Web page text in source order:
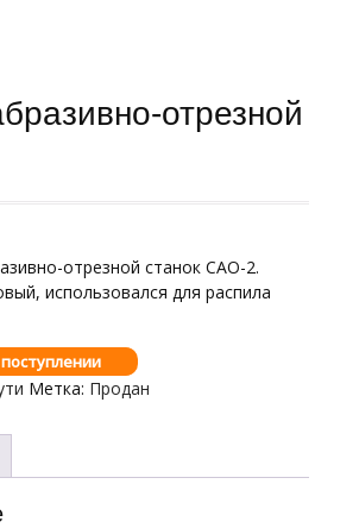
отрезной
отрезной станок САО-2.
использовался для распила
Метка: Продан